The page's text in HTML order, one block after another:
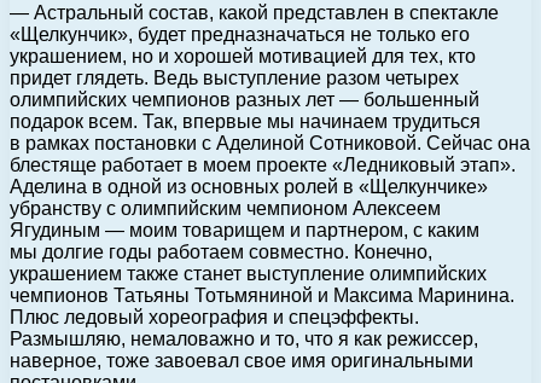
— Астральный состав, какой представлен в спектакле
«Щелкунчик», будет предназначаться не только его
украшением, но и хорошей мотивацией для тех, кто
придет глядеть. Ведь выступление разом четырех
олимпийских чемпионов разных лет — большенный
подарок всем. Так, впервые мы начинаем трудиться
в рамках постановки с Аделиной Сотниковой. Сейчас она
блестяще работает в моем проекте «Ледниковый этап».
Аделина в одной из основных ролей в «Щелкунчике»
убранству с олимпийским чемпионом Алексеем
Ягудиным — моим товарищем и партнером, с каким
мы долгие годы работаем совместно. Конечно,
украшением также станет выступление олимпийских
чемпионов Татьяны Тотьмяниной и Максима Маринина.
Плюс ледовый хореография и спецэффекты.
Размышляю, немаловажно и то, что я как режиссер,
наверное, тоже завоевал свое имя оригинальными